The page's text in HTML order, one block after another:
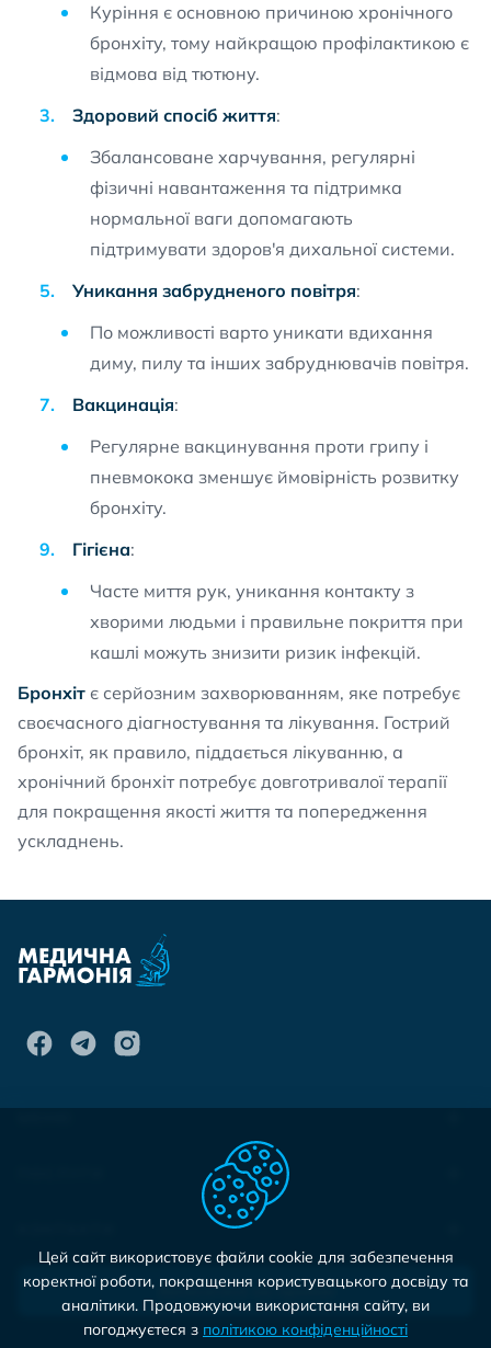
Куріння є основною причиною хронічного
бронхіту, тому найкращою профілактикою є
відмова від тютюну.
Здоровий спосіб життя:
Збалансоване харчування, регулярні
фізичні навантаження та підтримка
нормальної ваги допомагають
підтримувати здоров'я дихальної системи.
Уникання забрудненого повітря:
По можливості варто уникати вдихання
диму, пилу та інших забруднювачів повітря.
Вакцинація:
Регулярне вакцинування проти грипу і
пневмокока зменшує ймовірність розвитку
бронхіту.
Гігієна:
Часте миття рук, уникання контакту з
хворими людьми і правильне покриття при
кашлі можуть знизити ризик інфекцій.
Бронхіт є серйозним захворюванням, яке потребує
своєчасного діагностування та лікування. Гострий
бронхіт, як правило, піддається лікуванню, а
хронічний бронхіт потребує довготривалої терапії
для покращення якості життя та попередження
ускладнень.
Записатися на прийом
Цей сайт використовує файли cookie для забезпечення
коректної роботи, покращення користувацького досвіду та
аналітики. Продовжуючи використання сайту, ви
погоджуєтеся з політикою конфіденційності